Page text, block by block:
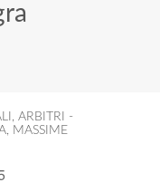
, ARBITRI -
, MASSIME